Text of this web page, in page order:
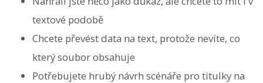
textové podobě
Chcete převést data na text, protože nevíte, co
který soubor obsahuje
Potřebujete hrubý návrh scénáře pro titulky na